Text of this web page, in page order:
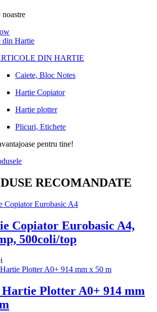
din Hartie
DIN HARTIE
Caiete, Bloc Notes
Hartie Copiator
Hartie plotter
Plicuri, Etichete
pentru tine!
RECOMANDATE
Copiator Eurobasic A4,
500coli/top
Plotter A0+ 914 mm